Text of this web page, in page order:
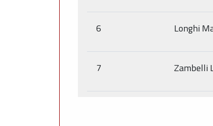
6 Longhi
7 Zambelli